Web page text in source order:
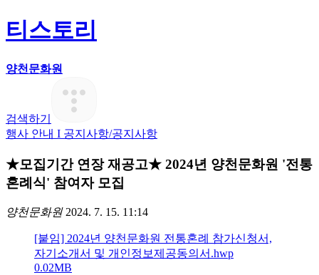
티스토리
양천문화원
검색하기
행사 안내 Ι 공지사항/공지사항
★모집기간 연장 재공고★ 2024년 양천문화원 '전통
혼례식' 참여자 모집
양천문화원 2024. 7. 15. 11:14
[붙임] 2024년 양천문화원 전통혼례 참가신청서,
자기소개서 및 개인정보제공동의서.hwp
0.02MB